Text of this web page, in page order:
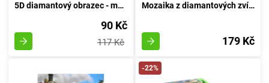
5D diamantový obrazec - malé koťátko
90 Kč
117 Kč
Mozaika z diamantových zvířat africké savany
179 Kč
-22%